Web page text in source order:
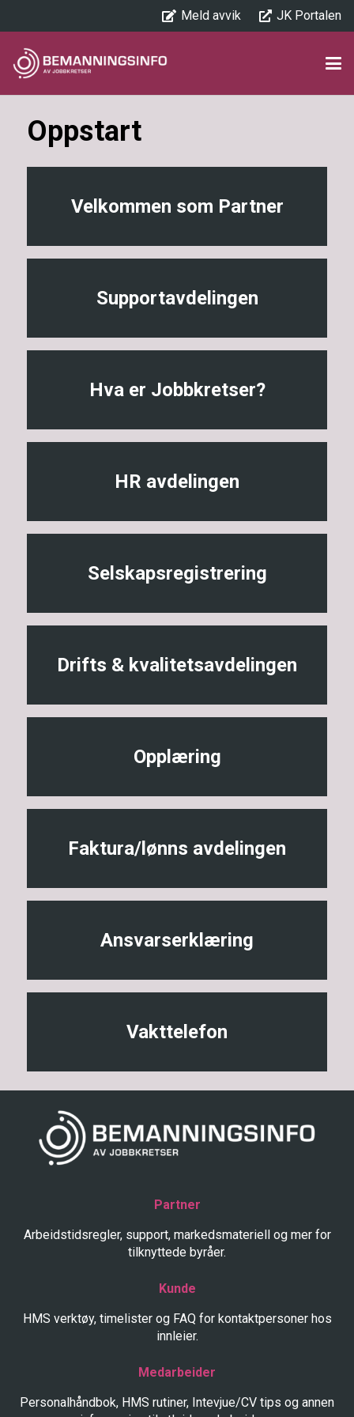
Meld avvik JK Portalen
Oppstart
Velkommen som Partner
Supportavdelingen
Hva er Jobbkretser?
HR avdelingen
Selskapsregistrering
Drifts & kvalitetsavdelingen
Opplæring
Faktura/lønns avdelingen
Ansvarserklæring
Vakttelefon
Partner
Arbeidstidsregler, support, markedsmateriell og mer for
tilknyttede byråer.
Kunde
HMS verktøy, timelister og FAQ for kontaktpersoner hos
innleier.
Medarbeider
Personalhåndbok, HMS rutiner, Intevjue/CV tips og annen